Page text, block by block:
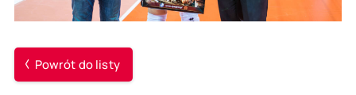
Powrót do listy